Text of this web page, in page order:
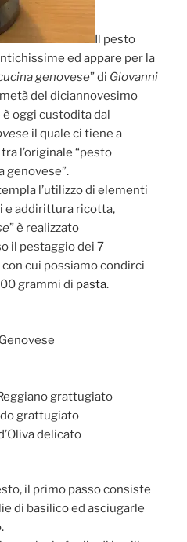
Il pesto
ed appare per la
genovese” di Giovanni
del diciannovesimo
oggi custodita dal
il quale ci tiene a
l’originale “pesto
genovese”.
l’utilizzo di elementi
e addirittura ricotta,
” è realizzato
il pestaggio dei 7
cui possiamo condirci
grammi di pasta.
grattugiato
grattugiato
delicato
il primo passo consiste
di basilico ed asciugarle